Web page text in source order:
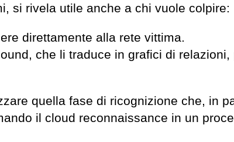
si rivela utile anche a chi vuole colpire:
direttamente alla rete vittima.
che li traduce in grafici di relazioni,
quella fase di ricognizione che, in
il cloud reconnaissance in un